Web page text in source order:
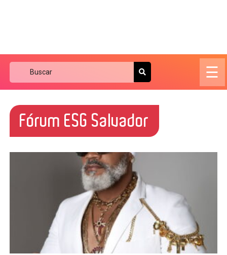
☰
Fórum ESG Salvador